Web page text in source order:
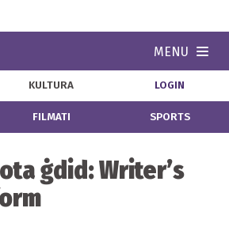
MENU
KULTURA LOGIN
FILMATI SPORTS
ġdid: Writer’s